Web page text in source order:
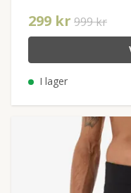
299 kr 999 kr
I lager